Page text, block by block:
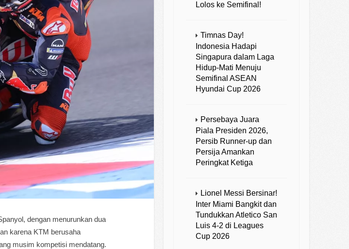
dengan menurunkan dua
karena KTM berusaha
musim kompetisi mendatang.
Lolos ke Semifinal!
Timnas Day!
Indonesia Hadapi
Singapura dalam Laga
Hidup-Mati Menuju
Semifinal ASEAN
Hyundai Cup 2026
Persebaya Juara
Piala Presiden 2026,
Persib Runner-up dan
Persija Amankan
Peringkat Ketiga
Lionel Messi Bersinar!
Inter Miami Bangkit dan
Tundukkan Atletico San
Luis 4-2 di Leagues
Cup 2026